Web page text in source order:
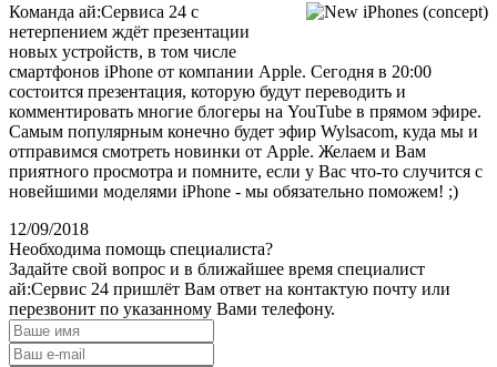
Команда ай:Сервиса 24 с
нетерпением ждёт презентации
новых устройств, в том числе
смартфонов iPhone от компании Apple. Сегодня в 20:00
состоится презентация, которую будут переводить и
комментировать многие блогеры на YouTube в прямом эфире.
Самым популярным конечно будет эфир Wylsacom, куда мы и
отправимся смотреть новинки от Apple. Желаем и Вам
приятного просмотра и помните, если у Вас что-то случится с
новейшими моделями iPhone - мы обязательно поможем! ;)
12/09/2018
Необходима помощь специалиста?
Задайте свой вопрос и в ближайшее время специалист
ай:Сервис 24 пришлёт Вам ответ на контактую почту или
перезвонит по указанному Вами телефону.